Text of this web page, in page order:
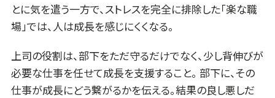
とに気を遣う一方で、ストレスを完全に排除した「楽な職
場」では、人は成長を感じにくくなる。
上司の役割は、部下をただ守るだけでなく、少し背伸びが
必要な仕事を任せて成長を支援すること。 部下に、その
仕事が成長にどう繋がるかを伝える。結果の良し悪しだ